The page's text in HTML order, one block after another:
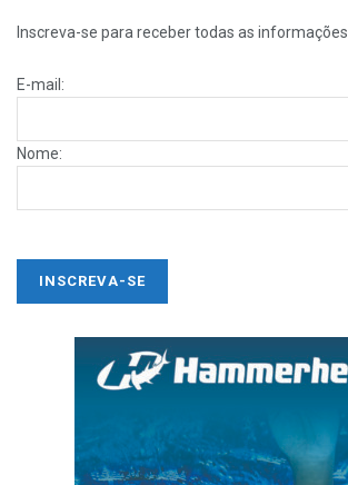
Inscreva-se para receber todas as informações
E-mail:
Nome: